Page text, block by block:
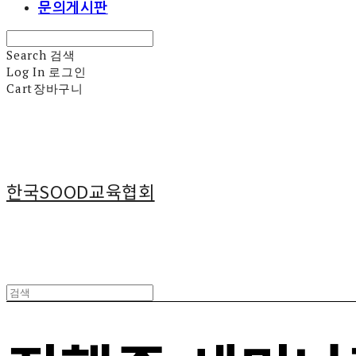
문의게시판
Search 검색
Log In 로그인
Cart장바구니
한국SOOD교육협회